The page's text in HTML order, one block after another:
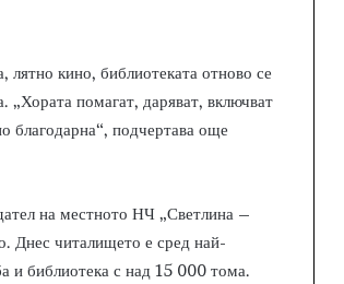
лятно кино, библиотеката отново се
помагат, даряват, включват
благодарна“, подчертава още
на местното НЧ „Светлина –
Днес читалището е сред най-
и библиотека с над 15 000 тома.